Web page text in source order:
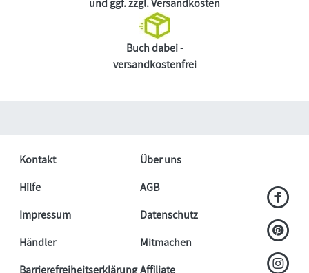
und ggf. zzgl.Versandkosten
Buch dabei -
versandkostenfrei
Kontakt
Über uns
Hilfe
AGB
Impressum
Datenschutz
Händler
Mitmachen